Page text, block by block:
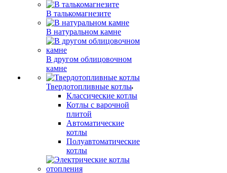
В талькомагнезите
В натуральном камне
В другом облицовочном
камне
Твердотопливные котлы
Классические котлы
Котлы с варочной
плитой
Автоматические
котлы
Полуавтоматические
котлы